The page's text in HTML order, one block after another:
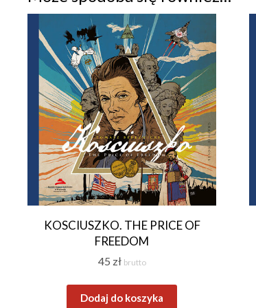
KOSCIUSZKO. THE PRICE OF
FREEDOM
45 zł brutto
Dodaj do koszyka